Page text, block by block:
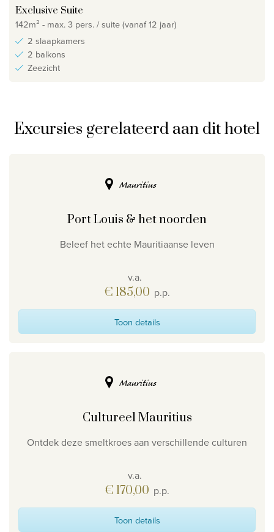
Exclusive Suite
142m² - max. 3 pers. / suite (vanaf 12 jaar)
2 slaapkamers
2 balkons
Zeezicht
Excursies gerelateerd aan dit hotel
Mauritius
Port Louis & het noorden
Beleef het echte Mauritiaanse leven
v.a.
€ 185,00 p.p.
Toon details
Mauritius
Cultureel Mauritius
Ontdek deze smeltkroes aan verschillende culturen
v.a.
€ 170,00 p.p.
Toon details